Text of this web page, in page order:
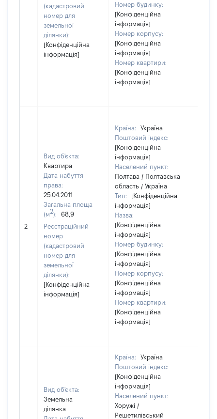
(кадастровий
номер для
земельної
ділянки):
[Конфіденційна
інформація]
Номер будинку:
[Конфіденційна
інформація]
Номер корпусу:
[Конфіденційна
інформація]
Номер квартири:
[Конфіденційна
інформація]
2
Вид об'єкта:
Квартира
Дата набуття
права:
25.04.2011
Загальна площа
(м2):
68,9
Реєстраційний
номер
(кадастровий
номер для
земельної
ділянки):
[Конфіденційна
інформація]
Країна:
Україна
Поштовий індекс:
[Конфіденційна
інформація]
Населений пункт:
Полтава / Полтавська
область / Україна
Тип:
[Конфіденційна
інформація]
Назва:
[Конфіденційна
інформація]
Номер будинку:
[Конфіденційна
інформація]
Номер корпусу:
[Конфіденційна
інформація]
Номер квартири:
[Конфіденційна
інформація]
Вид об'єкта:
Земельна
ділянка
Країна:
Україна
Поштовий індекс:
[Конфіденційна
інформація]
Населений пункт:
Хоружі /
Решетилівський